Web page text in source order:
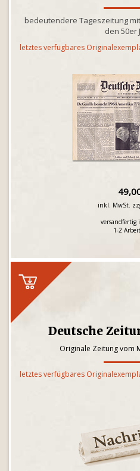
bedeutendere Tageszeitung
den 50er
letztes verfügbares
inkl. MwSt.
versandfertig
1-2
Deutsche
Originale Zeitung vom
letztes verfügbares